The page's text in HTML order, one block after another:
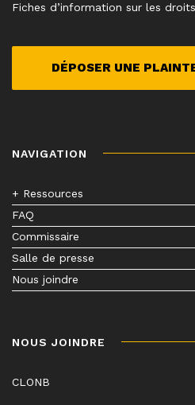
Fiches d’information sur les
DÉPOSER UNE
NAVIGATION
+ Ressources
FAQ
Commissaire
Salle de presse
Nous joindre
NOUS JOINDRE
CLONB